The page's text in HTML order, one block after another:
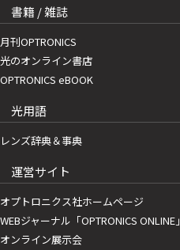
書籍 / 雑誌
月刊OPTRONICS
光のオンライン書店
OPTRONICS eBOOK
光用語
レンズ辞典＆事典
運営サイト
オプトロニクス社ホームページ
WEBジャーナル「OPTRONICS ONLINE」
オンライン展示会